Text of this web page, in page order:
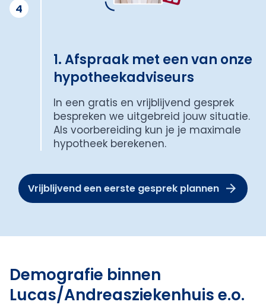
4
1. Afspraak met een van onze
hypotheekadviseurs
In een gratis en vrijblijvend gesprek
bespreken we uitgebreid jouw situatie.
Als voorbereiding kun je je maximale
hypotheek berekenen.
Vrijblijvend een eerste gesprek plannen
Demografie binnen
Lucas/Andreasziekenhuis e.o.